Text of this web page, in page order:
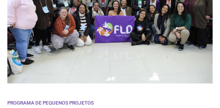
PROGRAMA DE PEQUENOS PROJETOS